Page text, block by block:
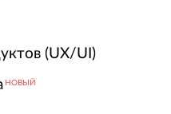
(UX/UI)
НОВЫЙ